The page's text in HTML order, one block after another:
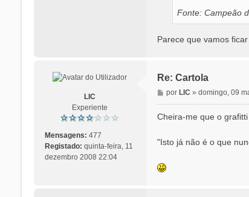
Fonte: Campeão
Parece que vamos
LIC
Experiente
Mensagens: 477
Registado: quinta-feira, 11
dezembro 2008 22:04
Re: Cartola
M
e
n
g
m
porLIC »domingo, 09
Cheira-me que o
"Isto já não é o que